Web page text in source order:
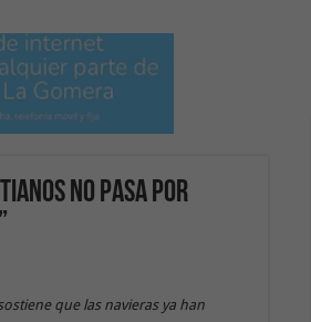
no pasa por
que las navieras ya han